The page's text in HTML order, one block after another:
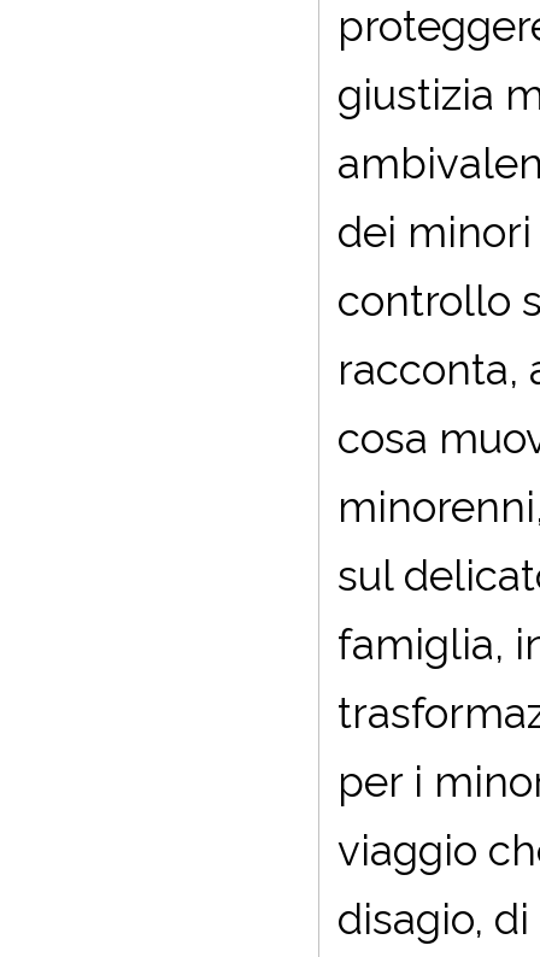
giustizia
dei
controllo
racconta,
cosa
sul
famiglia,
per i
viaggio
disagio,